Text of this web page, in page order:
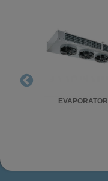
EVAPORATORI